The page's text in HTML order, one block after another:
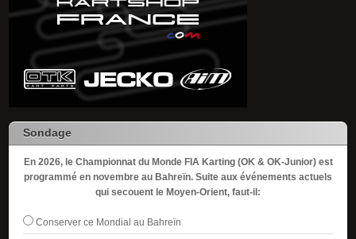
Sondage
En 2026, le Championnat du Monde FIA Karting (OK & OK-Junior) est
programmé en novembre au Bahreïn. Suite aux événements actuels
qui secouent le Moyen-Orient, faut-il:
Conserver ce Mondial au Bahreïn